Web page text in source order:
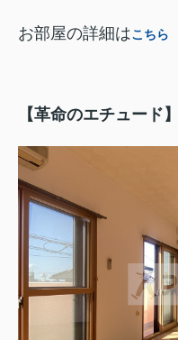
お部屋の詳細はこちら
【革命のエチュード】